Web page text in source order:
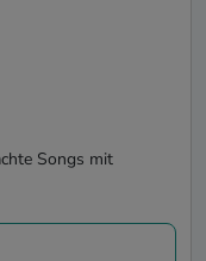
Songs mit